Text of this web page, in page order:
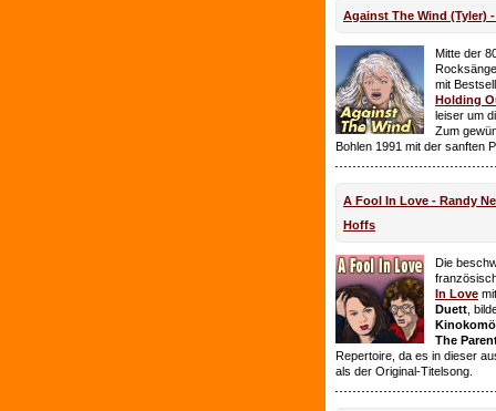
Against The Wind (Tyler)
Mitte der
mit
Holding
leiser um
Zum
Bohlen 1991 mit der sanften
A Fool In Love - Randy
Hoffs
Die
In Love
Duett ,
The
Repertoire, da es in dieser
als der Original-Titelsong.